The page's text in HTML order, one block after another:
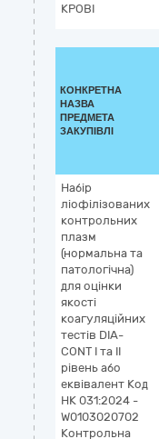
КРОВІ
КОНКРЕТНА
НАЗВА
ПРЕДМЕТА
ЗАКУПІВЛІ
Набір
ліофілізованих
контрольних
плазм
(нормальна та
патологічна)
для оцінки
якості
коагуляційних
тестів DIA-
CONT I та II
рівень або
еквівалент Код
НК 031:2024 -
W0103020702
Контрольна